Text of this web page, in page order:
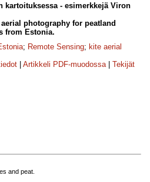
kartoituksessa - esimerkkejä Viron
photography for peatland
from Estonia.
; Remote Sensing; kite aerial
Artikkeli PDF-muodossa| Tekijät
and peat.